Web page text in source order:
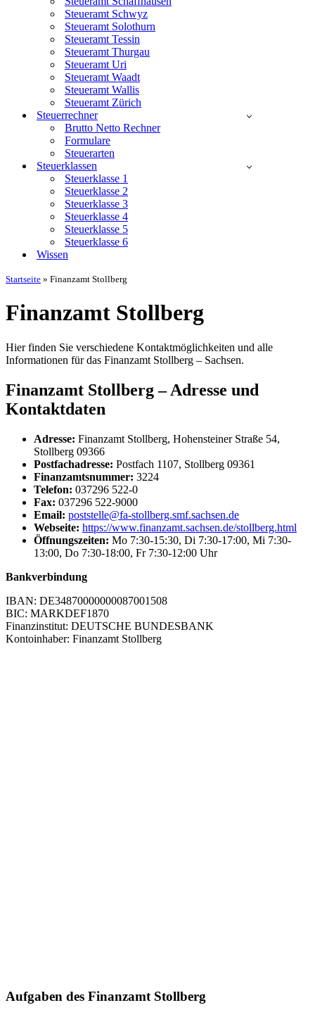
Steueramt Schwyz
Steueramt Solothurn
Steueramt Tessin
Steueramt Thurgau
Steueramt Uri
Steueramt Waadt
Steueramt Wallis
Steueramt Zürich
Steuerrechner
Brutto Netto Rechner
Formulare
Steuerarten
Steuerklassen
Steuerklasse 1
Steuerklasse 2
Steuerklasse 3
Steuerklasse 4
Steuerklasse 5
Steuerklasse 6
Wissen
Startseite » Finanzamt Stollberg
Finanzamt Stollberg
Hier finden Sie verschiedene Kontaktmöglichkeiten und alle
Informationen für das Finanzamt Stollberg – Sachsen.
Finanzamt Stollberg – Adresse und
Kontaktdaten
Adresse: Finanzamt Stollberg, Hohensteiner Straße 54,
Stollberg 09366
Postfachadresse: Postfach 1107, Stollberg 09361
Finanzamtsnummer: 3224
Telefon: 037296 522-0
Fax: 037296 522-9000
Email: poststelle@fa-stollberg.smf.sachsen.de
Webseite: https://www.finanzamt.sachsen.de/stollberg.html
Öffnungszeiten: Mo 7:30-15:30, Di 7:30-17:00, Mi 7:30-
13:00, Do 7:30-18:00, Fr 7:30-12:00 Uhr
Bankverbindung
IBAN: DE34870000000087001508
BIC: MARKDEF1870
Finanzinstitut: DEUTSCHE BUNDESBANK
Kontoinhaber: Finanzamt Stollberg
Aufgaben des Finanzamt Stollberg